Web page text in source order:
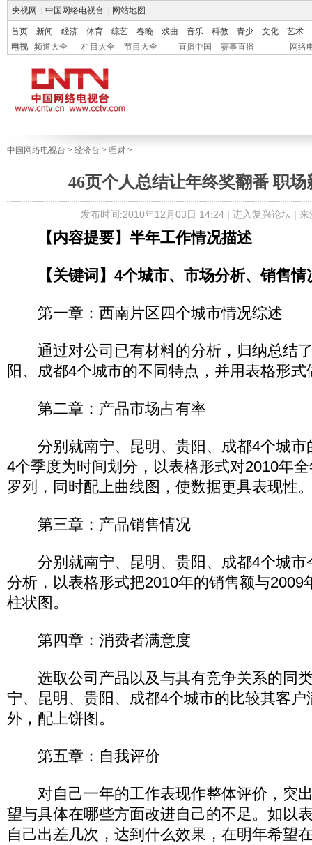
央视网 中国网络电视台 网站地图
首页 新闻 经济 体育 综艺 春晚 戏曲 音乐 科教 青少 文化
艺术
电视
频道大全 栏目大全 节目大全 直播中国 赛事直播 网络
中国网络电视台 > 经济台 > 理财 >
46页个人总结让年终奖翻番 职场
发布时间:2010年12月03日 14:24 | 进入复兴论坛| 来
【内容提要】半年工作情况描述
【关键词】4个城市、市场分析、销售
第一章：西南片区四个城市情况综述
通过对公司已有材料的分析，归纳总结
阳、成都4个城市的不同特点，并用表格形式
第二章：产品市场占有率
分别就南宁、昆明、贵阳、成都4个城市
4个季度为时间划分，以表格形式对2010年
罗列，同时配上曲线图，使数据更具表现性
第三章：产品销售情况
分别就南宁、昆明、贵阳、成都4个城市
分析，以表格形式把2010年的销售额与2009
柱状图。
第四章：消费者满意度
选取公司产品以及与其有竞争关系的同
宁、昆明、贵阳、成都4个城市的比较其客
外，配上饼图。
第五章：自我评价
对自己一年的工作表现作整体评价，突
望与具体在哪些方面改进自己的不足。如以
自己出差几次，达到什么效果，在明年希望